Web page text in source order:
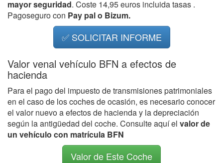
mayor seguridad. Coste 14,95 euros incluida tasas .
Pagoseguro con Pay pal o Bizum.
✅ SOLICITAR INFORME
Valor venal vehículo BFN a efectos de
hacienda
Para el pago del impuesto de transmisiones patrimoniales
en el caso de los coches de ocasión, es necesario conocer
el valor nuevo a efectos de hacienda y la depreciación
según la antigüedad del coche. Consulte aquí el valor de
un vehículo con matrícula BFN
Valor de Este Coche